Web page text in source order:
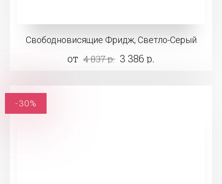
Свободновисящие Фридж, Светло-Серый
от 4 837 р. 3 386 р.
-30%